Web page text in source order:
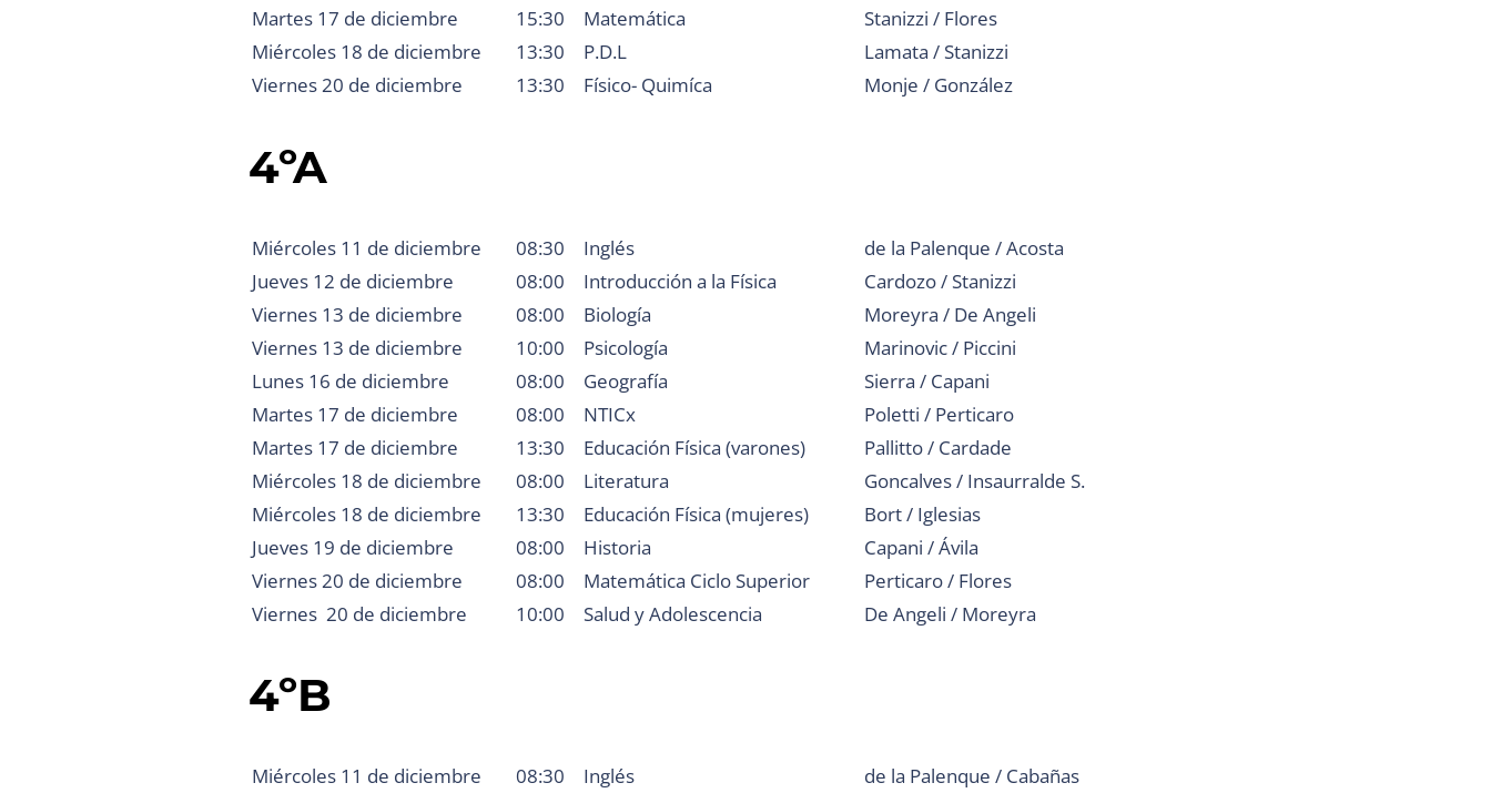
Martes 17 de diciembre
15:30 Matemática
Stanizzi / Flores
Miércoles 18 de diciembre
13:30 P.D.L
Lamata / Stanizzi
Viernes 20 de diciembre
13:30 Físico- Quimíca Monje / González
4ºA
Miércoles 11 de diciembre 08:30 Inglés
de la Palenque / Acosta
Jueves 12 de diciembre
08:00 Introducción a la Física
Cardozo / Stanizzi
Viernes 13 de diciembre
08:00 Biología
Moreyra / De Angeli
Viernes 13 de diciembre
10:00 Psicología
Marinovic / Piccini
Lunes 16 de diciembre
08:00 Geografía
Sierra / Capani
Martes 17 de diciembre
08:00 NTICx
Poletti / Perticaro
Martes 17 de diciembre
13:30 Educación Física (varones)
Pallitto / Cardade
Miércoles 18 de diciembre
08:00 Literatura
Goncalves / Insaurralde S.
Miércoles 18 de diciembre
13:30 Educación Física (mujeres)
Bort / Iglesias
Jueves 19 de diciembre
08:00 Historia
Capani / Ávila
Viernes 20 de diciembre
08:00 Matemática Ciclo Superior
Perticaro / Flores
Viernes 20 de diciembre
10:00 Salud y Adolescencia De Angeli / Moreyra
4ºB
Miércoles 11 de diciembre 08:30 Inglés de la Palenque / Cabañas